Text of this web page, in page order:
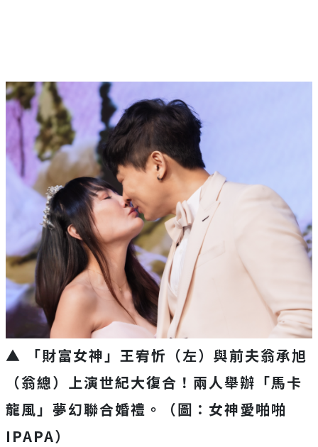
▲ 「財富女神」王宥忻（左）與前夫翁承旭
（翁總）上演世紀大復合！兩人舉辦「馬卡
龍風」夢幻聯合婚禮。（圖：女神愛啪啪
IPAPA）